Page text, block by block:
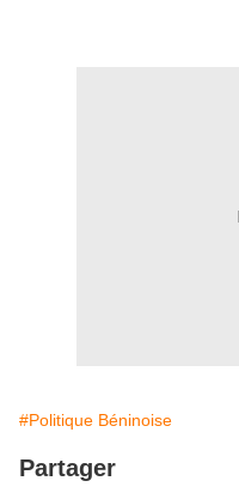
#Politique Béninoise
Partager